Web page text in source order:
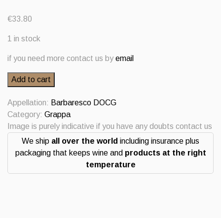
€33.80
1 in stock
if you need more contact us byemail
Grappa
di
Barbaresco
Produttori
del
Barbaresco
quantity
Add to cart
Appellation: Barbaresco DOCG
Category: Grappa
Image is purely indicative if you have any doubts contact us
We ship all over the world including insurance plus
packaging that keeps wine and products at the right
temperature